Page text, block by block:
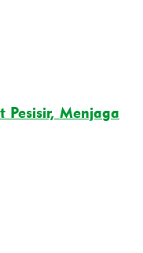
Pesisir, Menjaga